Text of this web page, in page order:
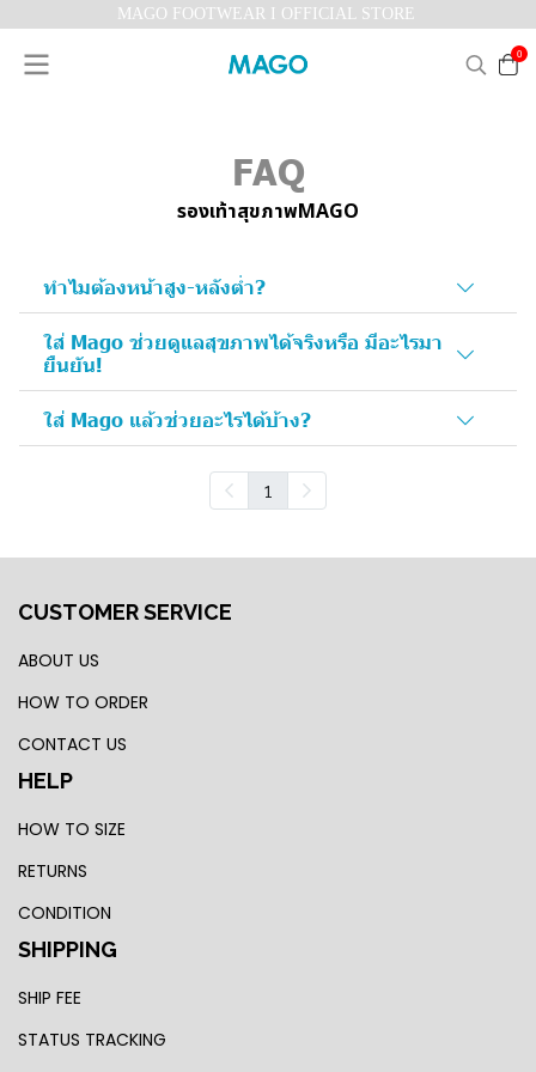
MAGO FOOTWEAR I OFFICIAL STORE
0
FAQ
รองเท้าสุขภาพMAGO
ทำไมต้องหน้าสูง-หลังต่ำ?
ใส่ Mago ช่วยดูแลสุขภาพได้จริงหรือ มีอะไรมา
ยืนยัน!
ใส่ Mago แล้วช่วยอะไรได้บ้าง?
1
CUSTOMER SERVICE
ABOUT US
HOW TO ORDER
CONTACT US
HELP
HOW TO SIZE
RETURNS
CONDITION
SHIPPING
SHIP FEE
STATUS TRACKING